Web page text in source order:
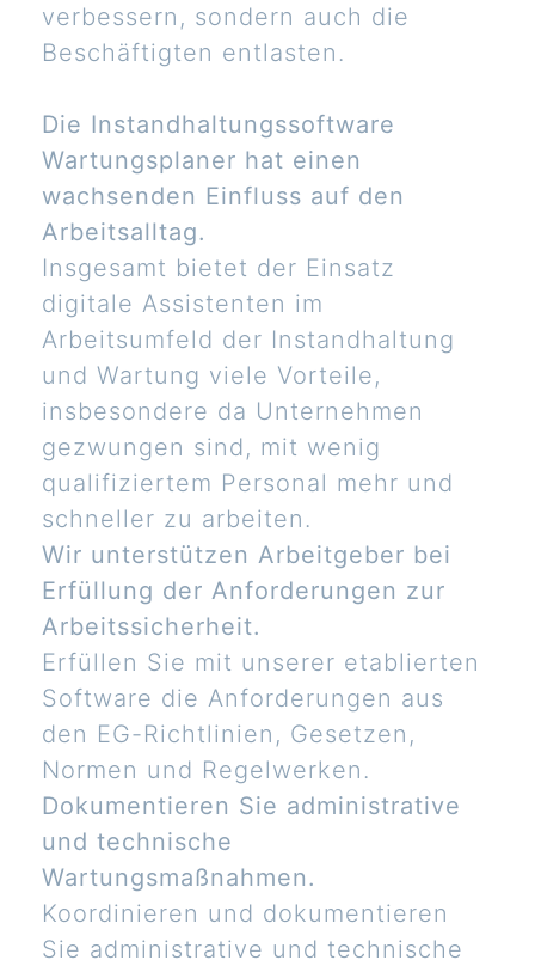
verbessern, sondern auch die
Beschäftigten entlasten.
Die Instandhaltungssoftware
Wartungsplaner hat einen
wachsenden Einfluss auf den
Arbeitsalltag.
Insgesamt bietet der Einsatz
digitale Assistenten im
Arbeitsumfeld der Instandhaltung
und Wartung viele Vorteile,
insbesondere da Unternehmen
gezwungen sind, mit wenig
qualifiziertem Personal mehr und
schneller zu arbeiten.
Wir unterstützen Arbeitgeber bei
Erfüllung der Anforderungen zur
Arbeitssicherheit.
Erfüllen Sie mit unserer etablierten
Software die Anforderungen aus
den EG-Richtlinien, Gesetzen,
Normen und Regelwerken.
Dokumentieren Sie administrative
und technische
Wartungsmaßnahmen.
Koordinieren und dokumentieren
Sie administrative und technische